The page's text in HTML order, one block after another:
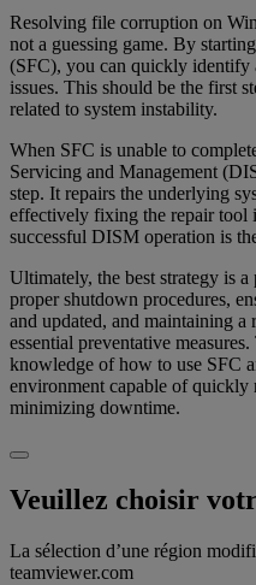
Resolving file corruption on
not a guessing game. By
(SFC), you can quickly identify
issues. This should be the first
related to system instability.
When SFC is unable to
Servicing and Management
step. It repairs the underlying
effectively fixing the repair tool
successful DISM operation is
Ultimately, the best strategy is
proper shutdown procedures,
and updated, and maintaining a
essential preventative
knowledge of how to use SFC
environment capable of
minimizing downtime.
Veuillez choisir
La sélection d’une région
teamviewer.com